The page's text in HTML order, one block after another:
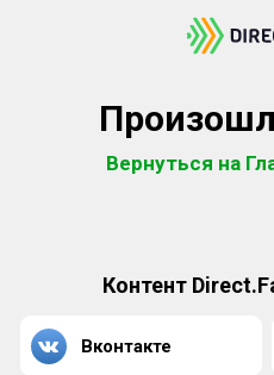
Вернуться на
Контент
Вконтакте